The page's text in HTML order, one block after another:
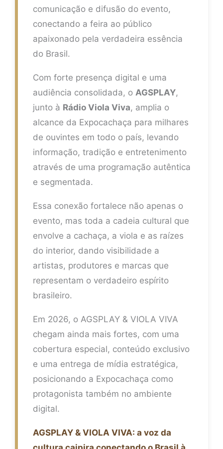
comunicação e difusão do evento,
conectando a feira ao público
apaixonado pela verdadeira essência
do Brasil.
Com forte presença digital e uma
audiência consolidada, o AGSPLAY,
junto à Rádio Viola Viva, amplia o
alcance da Expocachaça para milhares
de ouvintes em todo o país, levando
informação, tradição e entretenimento
através de uma programação autêntica
e segmentada.
Essa conexão fortalece não apenas o
evento, mas toda a cadeia cultural que
envolve a cachaça, a viola e as raízes
do interior, dando visibilidade a
artistas, produtores e marcas que
representam o verdadeiro espírito
brasileiro.
Em 2026, o AGSPLAY & VIOLA VIVA
chegam ainda mais fortes, com uma
cobertura especial, conteúdo exclusivo
e uma entrega de mídia estratégica,
posicionando a Expocachaça como
protagonista também no ambiente
digital.
AGSPLAY & VIOLA VIVA: a voz da